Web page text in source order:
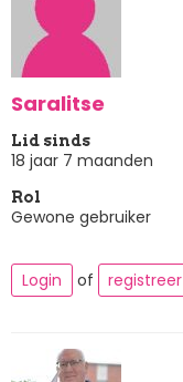
Saralitse
Lid sinds
18 jaar 7 maanden
Rol
Gewone gebruiker
Login of registreer